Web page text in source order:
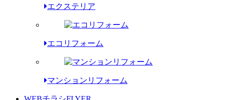
エクステリア
エコリフォーム
マンションリフォーム